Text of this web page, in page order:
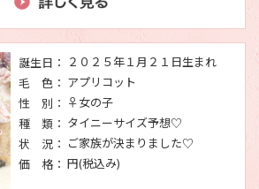
誕生日： ２０２５年１月２１日生まれ
毛 色： アプリコット
性 別： ♀女の子
種 類： タイニーサイズ予想♡
状 況： ご家族が決まりました♡
価 格： 円(税込み)